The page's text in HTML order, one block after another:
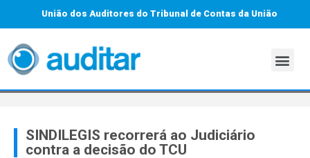
União dos Auditores do Tribunal de Contas da União
SINDILEGIS recorrerá ao Judiciário
contra a decisão do TCU